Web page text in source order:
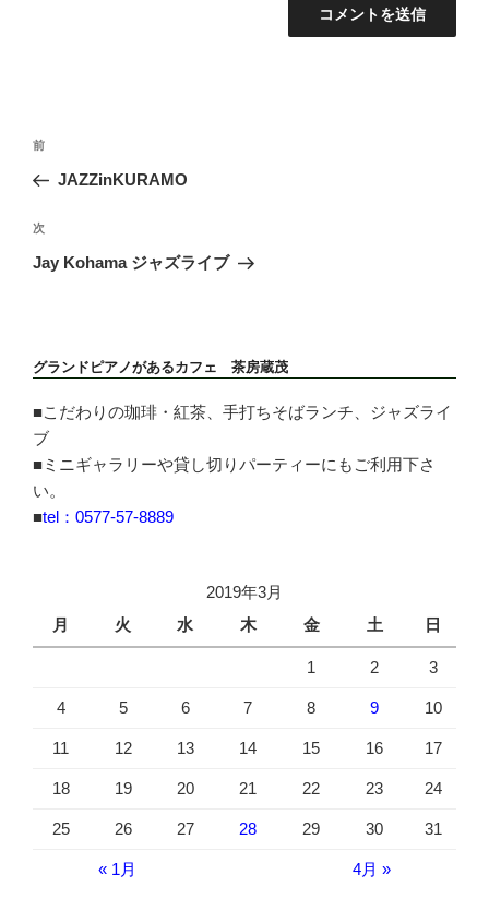
稿
ナ
ゲ
ー
前
の
稿
前
JAZZinKURAMO
次
の
次
Jay Kohama ジャズライブ
グランドピアノがあるカフェ 茶房蔵茂
■こだわりの珈琲・紅茶、手打ちそばランチ、ジャズライ
ブ
■ミニギャラリーや貸し切りパーティーにもご利用下さ
い。
■tel：0577-57-8889
2019年3月
月
火 水 木 金 土 日
1 2 3
4 5 6 7 8 9 10
11 12 13 14 15 16 17
18 19 20 21 22 23 24
25 26 27 28 29 30 31
« 1月 4月 »